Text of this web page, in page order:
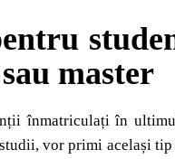
master
înmatriculați în
vor primi același